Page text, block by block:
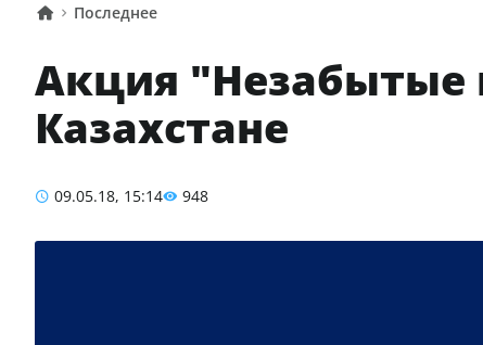
Последнее
Акция "Незабытые
Казахстане
09.05.18, 15:14 948